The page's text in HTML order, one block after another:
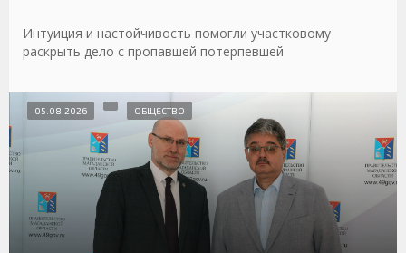
Интуиция и настойчивость помогли участковому
раскрыть дело с пропавшей потерпевшей
05.08.2026 ОБЩЕСТВО